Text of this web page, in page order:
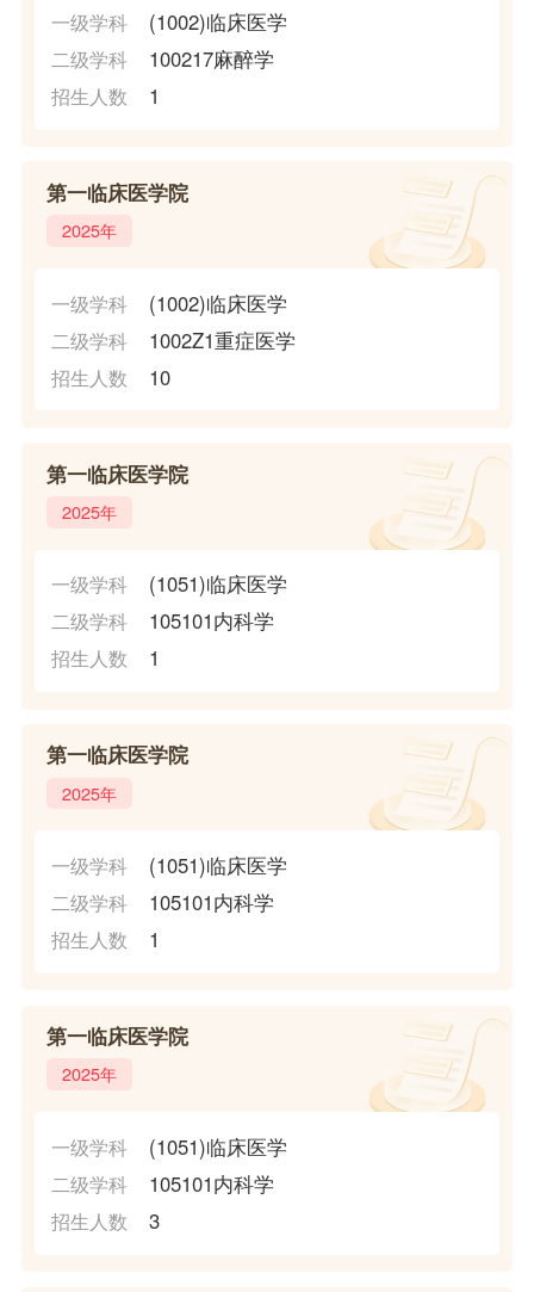
一级学科 (1002)临床医学
二级学科 100217麻醉学
招生人数 1
第一临床医学院
2025年
一级学科 (1002)临床医学
二级学科 1002Z1重症医学
招生人数 10
第一临床医学院
2025年
一级学科 (1051)临床医学
二级学科 105101内科学
招生人数 1
第一临床医学院
2025年
一级学科 (1051)临床医学
二级学科 105101内科学
招生人数 1
第一临床医学院
2025年
一级学科 (1051)临床医学
二级学科 105101内科学
招生人数 3